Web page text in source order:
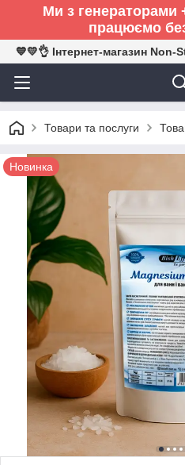
Ми з генераторами
працюємо
💙💛👌 Інтернет-магазин Non-
Товари та послуги
Новинка